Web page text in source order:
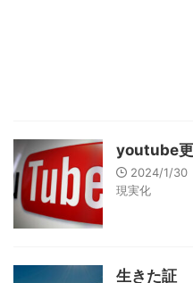
youtube
2024/1/30
現実化
生きた証